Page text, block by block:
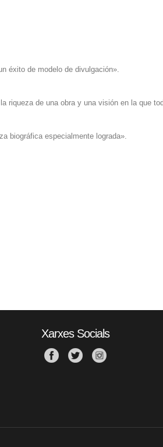
éxito de modelo de divulgación».
riqueza de una obra y una visión en la que
biográfica especialmente lograda».
Xarxes Socials